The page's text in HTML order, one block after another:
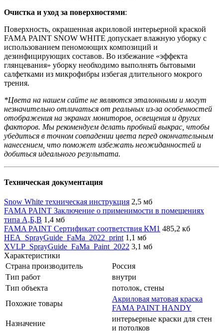
Очистка и уход за поверхностями:
Поверхность, окрашенная акриловой интерьерной краской
FAMA PAINT SNOW WHITE допускает влажную уборку с
использованием пеномоющих композиций и
дезинфицирующих составов. Во избежание «эффекта
глянцевания» уборку необходимо выполнять бытовыми
салфетками из микрофибры избегая длительного мокрого
трения.
*Цвета на нашем сайте не являются эталонными и могут
незначительно отличаться от реальных из-за особенностей
отображения на экранах мониторов, освещения и других
факторов. Мы рекомендуем делать пробный выкрас, чтобы
убедиться в точном совпадении цвета перед окончательным
нанесением, что поможет избежать неожиданностей и
добиться идеального результата.
Техническая документация
Snow White техническая инструкция 2,5 мб
FAMA PAINT Заключение о применимости в помещениях
типа А,Б,В 1,4 мб
FAMA PAINT Сертификат соответствия КМ1 485,2 кб
HEA_SprayGuide_FaMa_2022_print 1,1 мб
XVLP_SprayGuide_FaMa_Paint_2022 3,1 мб
Характеристики
Страна производитель
Россия
Тип работ
внутри
Тип объекта
потолок, стены
Похожие товары
Акриловая матовая краска
FAMA PAINT HANDY
Назначение
интерьерные краски для стен
и потолков